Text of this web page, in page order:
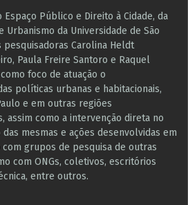
Espaço Público e Direito à Cidade, da
Urbanismo da Universidade de São
Carolina Heldt
Paula Freire Santoro e Raquel
foco de atuação o
políticas urbanas e habitacionais,
e ​em outras regiões
assim como a intervenção direta no
mesmas e ações desenvolvidas em
grupos de pesquisa ​de outras
com ONGs, coletivos, escritórios
entre outros​.